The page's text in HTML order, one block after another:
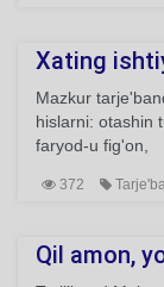
Xating
Mazkur
hislarni: otashin
faryod-u fig'on,
372
Qil amon,